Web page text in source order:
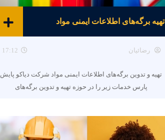
تهیه برگه‌های اطلاعات ایمنی مواد
رضائیان 17:12
تهیه و تدوین برگه‌های اطلاعات ایمنی مواد شرکت دیاکو پایش
پارس خدمات زیر را در حوزه تهیه و تدوین برگه‌های